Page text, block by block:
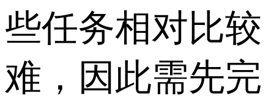
些任务相对比较
难，因此需先完